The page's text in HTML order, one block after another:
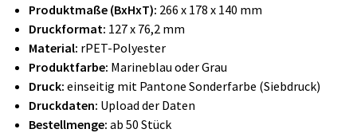
Produktmaße (BxHxT): 266 x 178 x 140 mm
Druckformat: 127 x 76,2 mm
Material: rPET-Polyester
Produktfarbe: Marineblau oder Grau
Druck: einseitig mit Pantone Sonderfarbe (Siebdruck)
Druckdaten: Upload der Daten
Bestellmenge: ab 50 Stück